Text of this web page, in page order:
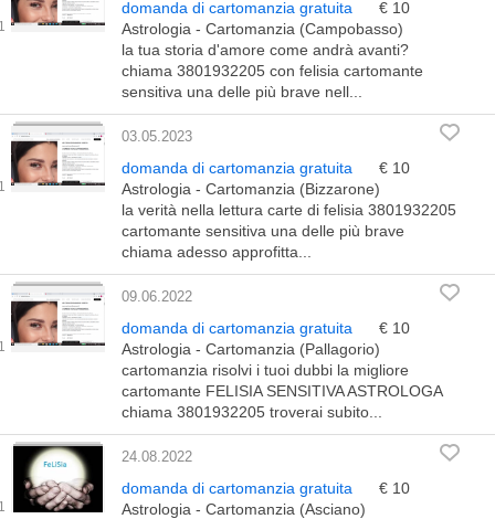
domanda di cartomanzia gratuita
€ 10
Astrologia - Cartomanzia (Campobasso)
la tua storia d'amore come andrà avanti?
chiama 3801932205 con felisia cartomante
sensitiva una delle più brave nell...
03.05.2023
domanda di cartomanzia gratuita
€ 10
Astrologia - Cartomanzia (Bizzarone)
la verità nella lettura carte di felisia 3801932205
cartomante sensitiva una delle più brave
chiama adesso approfitta...
09.06.2022
domanda di cartomanzia gratuita
€ 10
Astrologia - Cartomanzia (Pallagorio)
cartomanzia risolvi i tuoi dubbi la migliore
cartomante FELISIA SENSITIVA ASTROLOGA
chiama 3801932205 troverai subito...
24.08.2022
domanda di cartomanzia gratuita
€ 10
Astrologia - Cartomanzia (Asciano)